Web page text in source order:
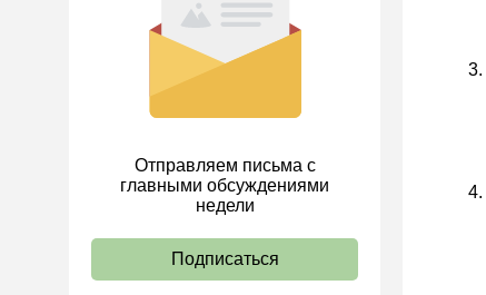
Отправляем письма с
главными обсуждениями
недели
Подписаться